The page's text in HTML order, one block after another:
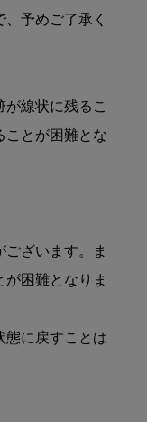
予めご了承く
線状に残るこ
ことが困難とな
ございます。ま
困難となりま
態に戻すことは